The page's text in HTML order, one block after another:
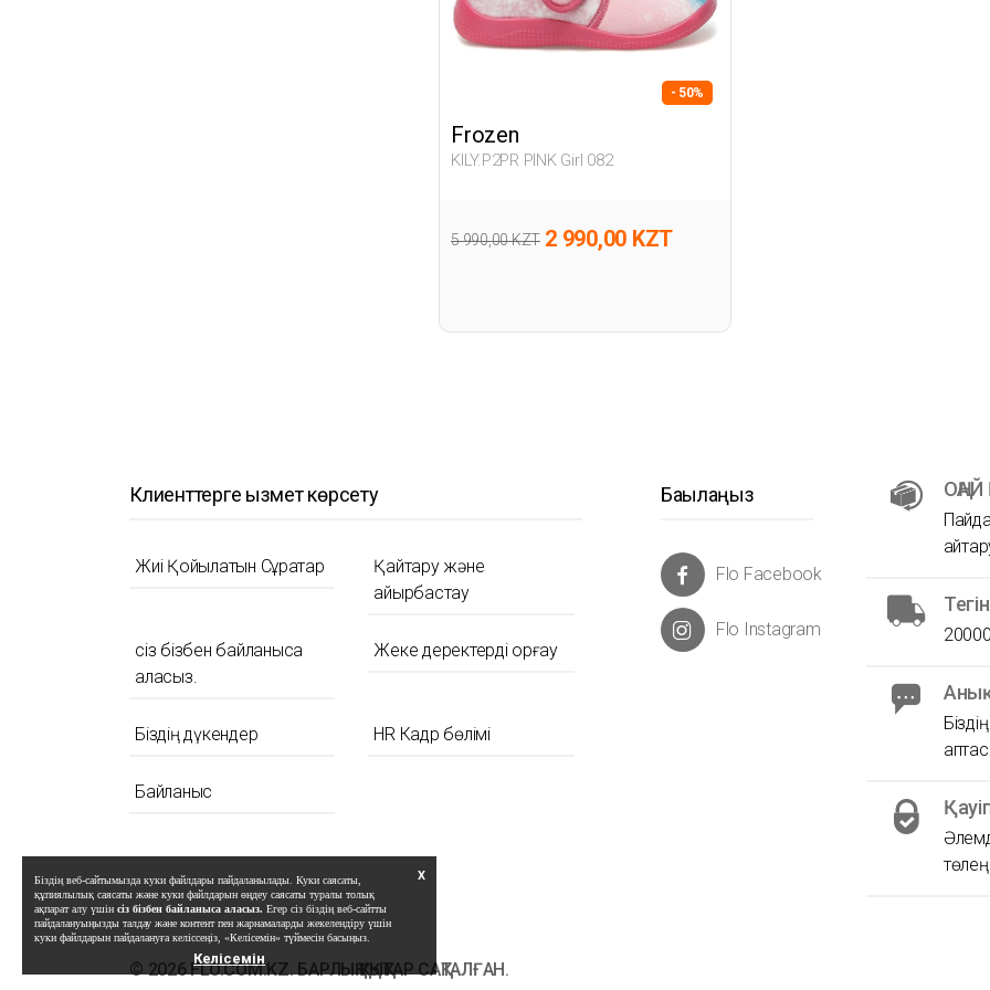
- 50%
Frozen
KILY.P2PR PINK Girl 082
5 990,00 KZT 2 990,00 KZT
Клиенттерге қызмет көрсету
Жиі Қойылатын Сұрақтар
Қайтару және
айырбастау
сіз бізбен байланыса
аласыз.
Жеке деректерді қорғау
Біздің дүкендер HR Кадр бөлімі
Байланыс
Бақылаңыз
Flo Facebook
Flo Instagram
© 2026 FLO.COM.KZ. БАРЛЫҚ ҚҰҚЫҚТАР САҚТАЛҒАН.
X
Біздің веб-сайтымызда куки файлдары пайдаланылады. Куки саясаты,
құпиялылық саясаты және куки файлдарын өңдеу саясаты туралы толық
ақпарат алу үшін сіз бізбен байланыса аласыз. Егер сіз біздің веб-сайтты
пайдалануыңызды талдау және контент пен жарнамаларды жекелендіру үшін
куки файлдарын пайдалануға келіссеңіз, «Келісемін» түймесін басыңыз.
Келісемін